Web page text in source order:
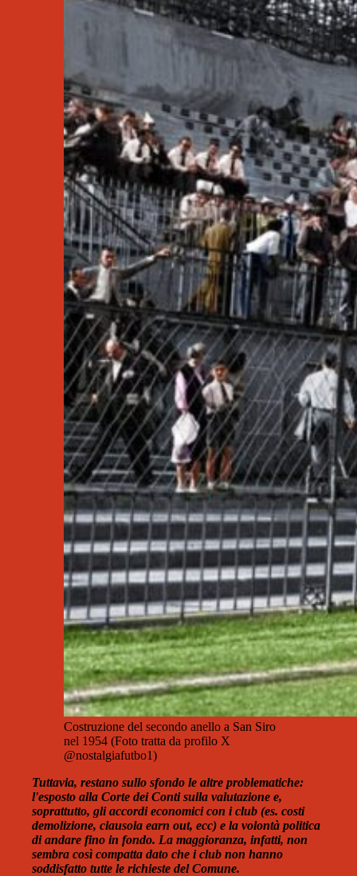
Costruzione del secondo anello a San Siro
nel 1954 (Foto tratta da profilo X
@nostalgiafutbo1)
Tuttavia, restano sullo sfondo le altre problematiche:
l'esposto alla Corte dei Conti sulla valutazione e,
soprattutto, gli accordi economici con i club (es. costi
demolizione, clausola earn out, ecc) e la volontà politica
di andare fino in fondo. La maggioranza, infatti, non
sembra così compatta dato che i club non hanno
soddisfatto tutte le richieste del Comune.